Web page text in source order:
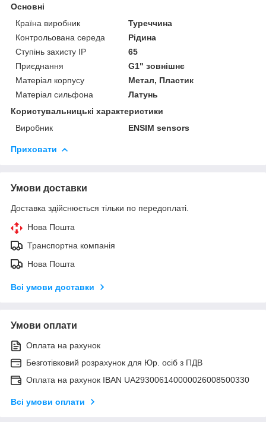
Основні
Країна виробник
Туреччина
Контрольована середа
Рідина
Ступінь захисту IP
65
Приєднання
G1" зовнішнє
Матеріал корпусу
Метал, Пластик
Матеріал сильфона
Латунь
Користувальницькі характеристики
Виробник
ENSIM sensors
Приховати
Умови доставки
Доставка здійснюється тільки по передоплаті.
Нова Пошта
Транспортна компанія
Нова Пошта
Всі умови доставки
Умови оплати
Оплата на рахунок
Безготівковий розрахунок для Юр. осіб з ПДВ
Оплата на рахунок IBAN UA293006140000026008500330
Всі умови оплати